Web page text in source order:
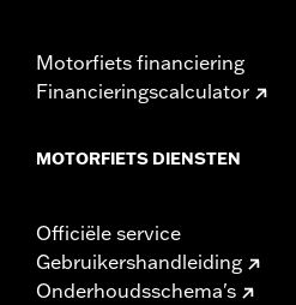
Motorfiets financiering
Financieringscalculator
MOTORFIETS DIENSTEN
Officiële service
Gebruikershandleiding
Onderhoudsschema's